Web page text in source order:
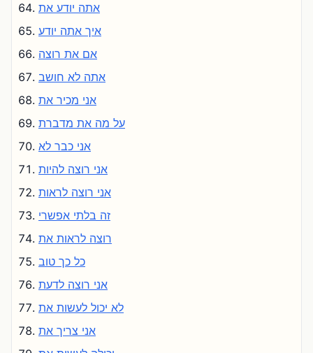
אתה יודע את
איך אתה יודע
אם את רוצה
אתה לא חושב
אני מכיר את
על מה את מדברת
אני כבר לא
אני רוצה להיות
אני רוצה לראות
זה בלתי אפשרי
רוצה לראות את
כל כך טוב
אני רוצה לדעת
לא יכול לעשות את
אני צריך את